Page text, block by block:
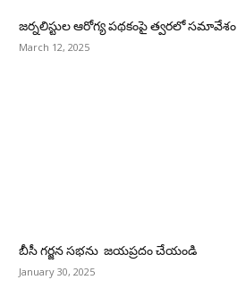
జర్నలిస్టుల ఆరోగ్య పథకంపై త్వరలో సమావేశం
March 12, 2025
బీసీ గర్జన సభను జయప్రదం చేయండి
January 30, 2025